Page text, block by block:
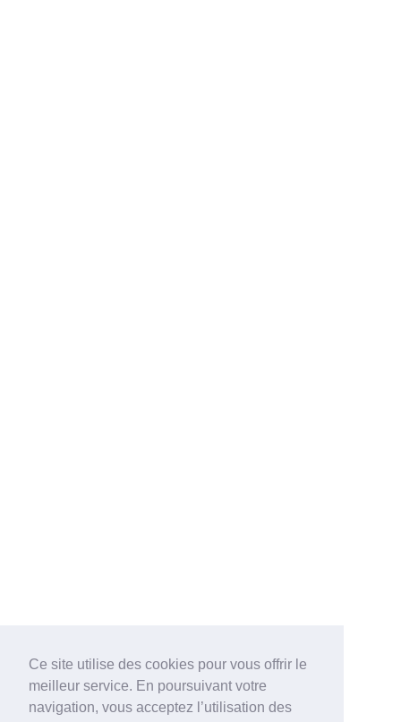
Ce site utilise des cookies pour vous offrir le
meilleur service. En poursuivant votre
navigation, vous acceptez l’utilisation des